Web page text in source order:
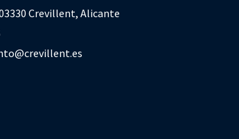
Crevillent, Alicante